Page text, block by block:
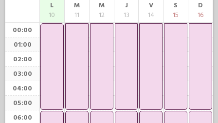
L
10
M
11
M
12
J
13
V
14
S
15
D
16
00:00
01:00
02:00
03:00
04:00
05:00
06:00